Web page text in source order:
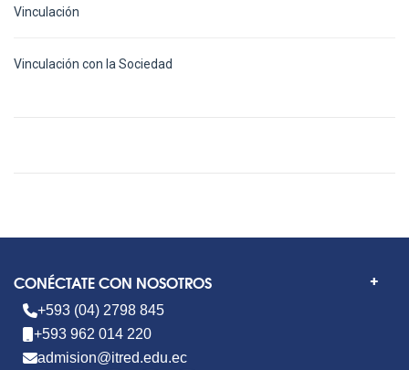
Vinculación
Vinculación con la Sociedad
CONÉCTATE CON NOSOTROS
+593 (04) 2798 845
+593 962 014 220
admision@itred.edu.ec